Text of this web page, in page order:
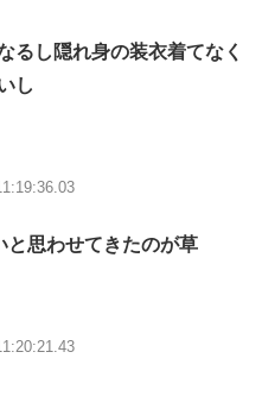
るし隠れ身の装衣着てなく
し
と思わせてきたのが草